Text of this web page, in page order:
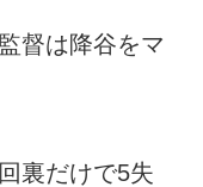
督は降谷をマ
裏だけで5失